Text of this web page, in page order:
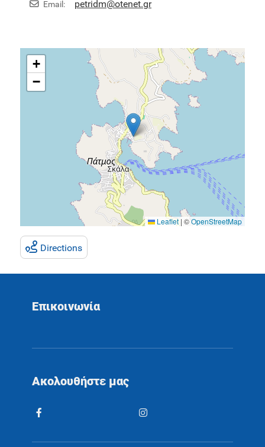
Email: petridm@otenet.gr
+
−
Leaflet | ©OpenStreetMap
Directions
Επικοινωνία
Ακολουθήστε μας